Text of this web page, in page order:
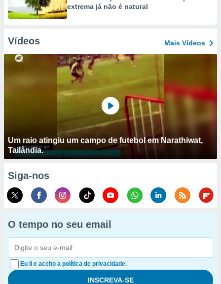
extrema já não é natural
Vídeos Mais Vídeos
Um raio atingiu um campo de futebol em Narathiwat,
Tailândia.
Siga-nos
O tempo no seu email
Eu li e aceito a política de privacidade.